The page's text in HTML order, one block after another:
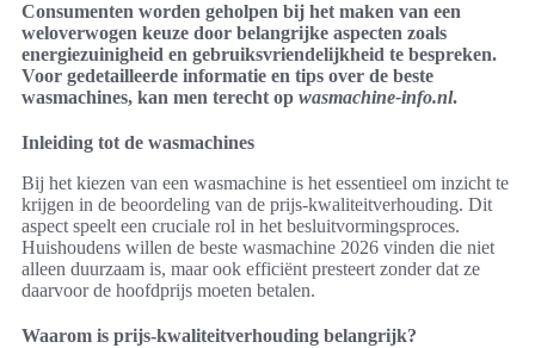
Consumenten worden geholpen bij het maken van een
weloverwogen keuze door belangrijke aspecten zoals
energiezuinigheid en gebruiksvriendelijkheid te bespreken.
Voor gedetailleerde informatie en tips over de beste
wasmachines, kan men terecht op wasmachine-info.nl.
Inleiding tot de wasmachines
Bij het kiezen van een wasmachine is het essentieel om inzicht te
krijgen in de beoordeling van de prijs-kwaliteitverhouding. Dit
aspect speelt een cruciale rol in het besluitvormingsproces.
Huishoudens willen de beste wasmachine 2026 vinden die niet
alleen duurzaam is, maar ook efficiënt presteert zonder dat ze
daarvoor de hoofdprijs moeten betalen.
Waarom is prijs-kwaliteitverhouding belangrijk?